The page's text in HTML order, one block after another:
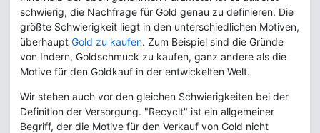
schwierig, die Nachfrage für Gold genau zu definieren. Die
größte Schwierigkeit liegt in den unterschiedlichen Motiven,
überhaupt Gold zu kaufen. Zum Beispiel sind die Gründe
von Indern, Goldschmuck zu kaufen, ganz andere als die
Motive für den Goldkauf in der entwickelten Welt.
Wir stehen auch vor den gleichen Schwierigkeiten bei der
Definition der Versorgung. "Recyclt" ist ein allgemeiner
Begriff, der die Motive für den Verkauf von Gold nicht